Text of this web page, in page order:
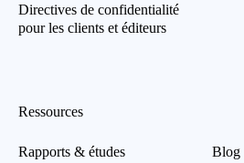
Directives de confidentialité
pour les clients et éditeurs
Ressources
Rapports & études Blog